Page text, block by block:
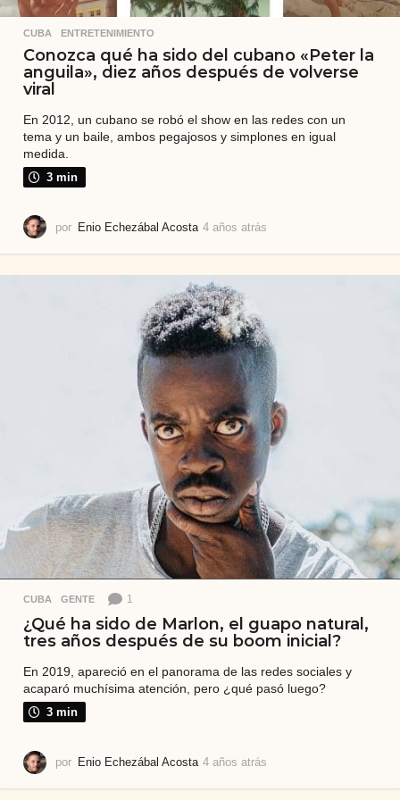
CUBA ,ENTRETENIMIENTO
Conozca qué ha sido del cubano «Peter la
anguila», diez años después de volverse
viral
En 2012, un cubano se robó el show en las redes con un
tema y un baile, ambos pegajosos y simplones en igual
medida.
3 min
por Enio Echezábal Acosta 4 años atrás
o
r
á
s
CUBA ,GENTE 1
¿Qué ha sido de Marlon, el guapo natural,
tres años después de su boom inicial?
En 2019, apareció en el panorama de las redes sociales y
acaparó muchísima atención, pero ¿qué pasó luego?
3 min
por Enio Echezábal Acosta 4 años atrás